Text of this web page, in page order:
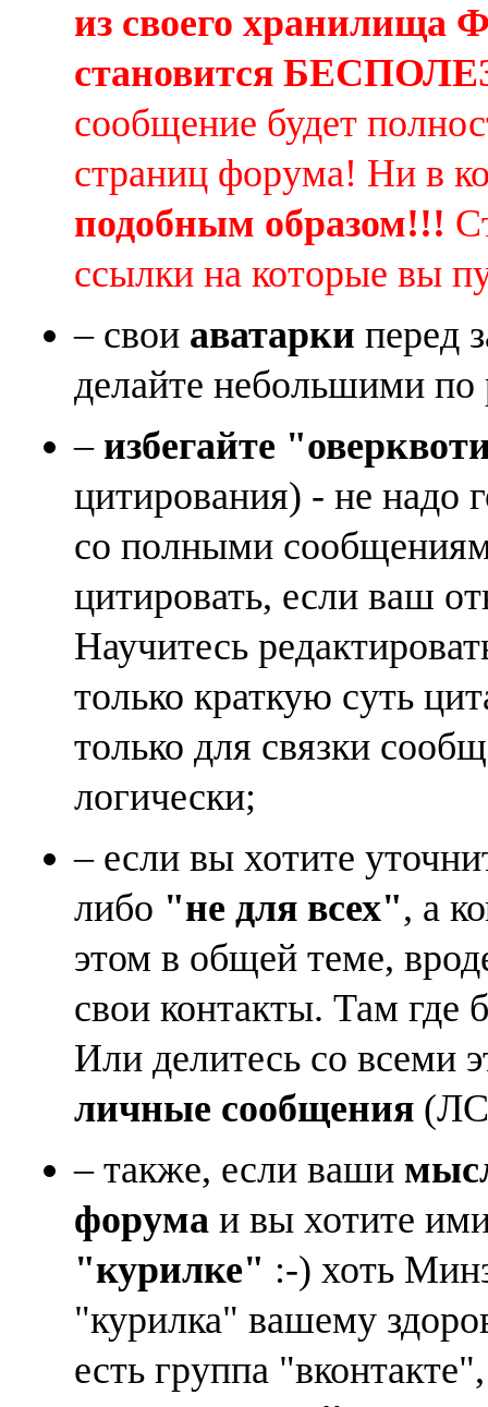
из своего
становится
сообщение будет
страниц форума! Ни в
подобным образом!!!
ссылки на которые вы
– свои аватарки перед
делайте небольшими по
– избегайте
цитирования) - не надо
со полными
цитировать, если ваш
Научитесь
только краткую суть
только для связки
логически;
– если вы хотите
либо "не для всех", а
этом в общей теме,
свои контакты. Там где
Или делитесь со всеми
личные сообщения
– также, если ваши
форума и вы хотите
"курилке" :-) хоть
"курилка" вашему
есть группа